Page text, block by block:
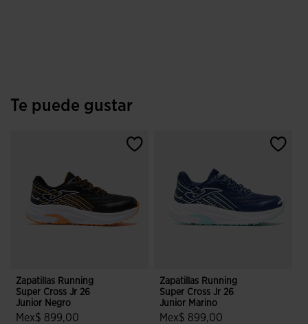
Te puede gustar
Zapatillas Running
Super Cross Jr 26
Junior Negro
Mex$ 899,00
Zapatillas Running
Super Cross Jr 26
Junior Marino
Mex$ 899,00